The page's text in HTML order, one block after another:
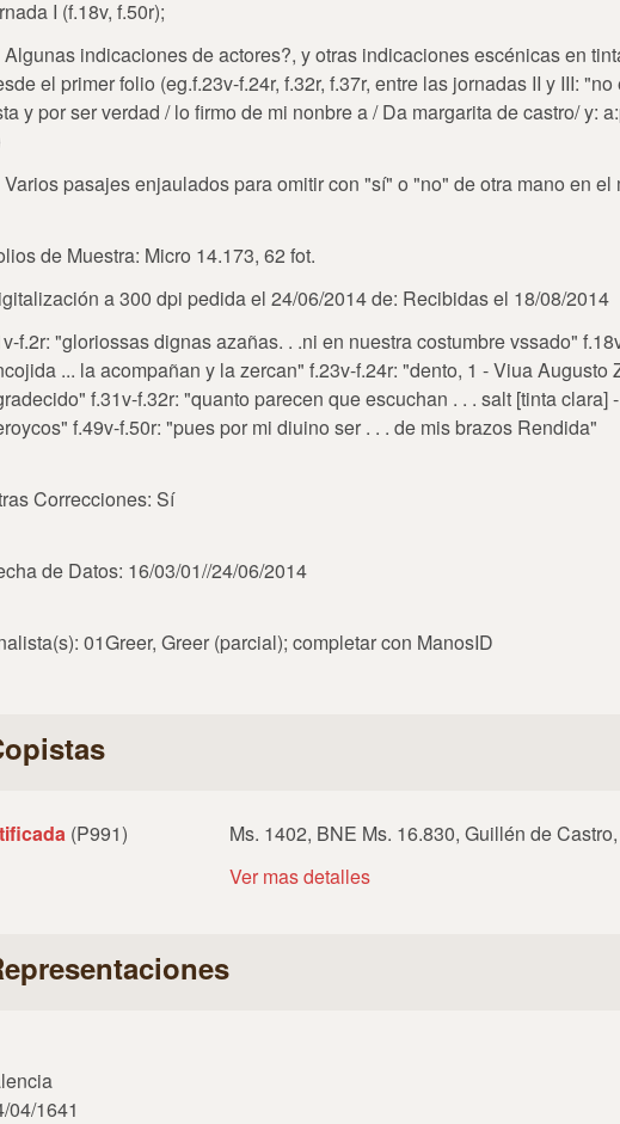
I (f.18v, f.50r);
Algunas indicaciones de actores?, y otras indicaciones escénicas en
el primer folio (eg.f.23v-f.24r, f.32r, f.37r, entre las jornadas II y III:
y por ser verdad / lo firmo de mi nonbre a / Da margarita de castro/ y:
Varios pasajes enjaulados para omitir con "sí" o "no" de otra mano en el
de Muestra: Micro 14.173, 62 fot.
a 300 dpi pedida el 24/06/2014 de: Recibidas el 18/08/2014
f.2r: "gloriossas dignas azañas. . .ni en nuestra costumbre vssado"
... la acompañan y la zercan" f.23v-f.24r: "dento, 1 - Viua Augusto
f.31v-f.32r: "quanto parecen que escuchan . . . salt [tinta clara]
f.49v-f.50r: "pues por mi diuino ser . . . de mis brazos Rendida"
Correcciones: Sí
de Datos: 16/03/01//24/06/2014
01Greer, Greer (parcial); completar con ManosID
(P991)
Ms. 1402, BNE Ms. 16.830, Guillén de
Ver mas detalles
04/1641